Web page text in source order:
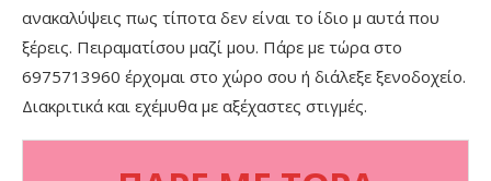
ανακαλύψεις πως τίποτα δεν είναι το ίδιο μ αυτά που
ξέρεις. Πειραματίσου μαζί μου. Πάρε με τώρα στο
6975713960 έρχομαι στο χώρο σου ή διάλεξε ξενοδοχείο.
Διακριτικά και εχέμυθα με αξέχαστες στιγμές.